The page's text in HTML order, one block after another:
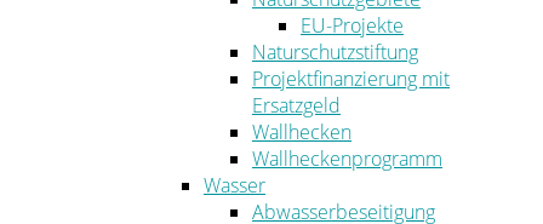
EU-Projekte
Naturschutzstiftung
Projektfinanzierung mit
Ersatzgeld
Wallhecken
Wallheckenprogramm
Wasser
Abwasserbeseitigung